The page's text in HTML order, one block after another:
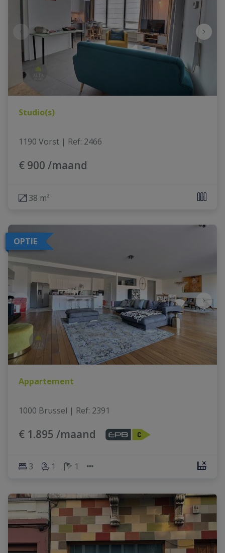
Studio(s)
1190 Vorst | Ref: 2466
€ 900 /maand
38 m²
OPTIE
Appartement
1000 Brussel | Ref: 2391
€ 1.895 /maand
3 1 1